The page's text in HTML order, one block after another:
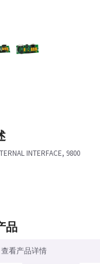
INTERFACE, 9800
品
查看产品详情